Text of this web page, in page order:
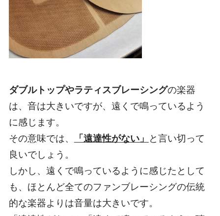
ダブルトップやラティスブレーシングの楽器
は、 音は大きいですが、遠くで鳴っているよう
に感じます。
その意味では、
「遠達性がない」
と言い切って
良いでしょう。
しかし、遠くで鳴っているように感じたとして
も、 ほとんど全てのファンブレーシングの伝統
的な楽器よりは音量は大きいです。